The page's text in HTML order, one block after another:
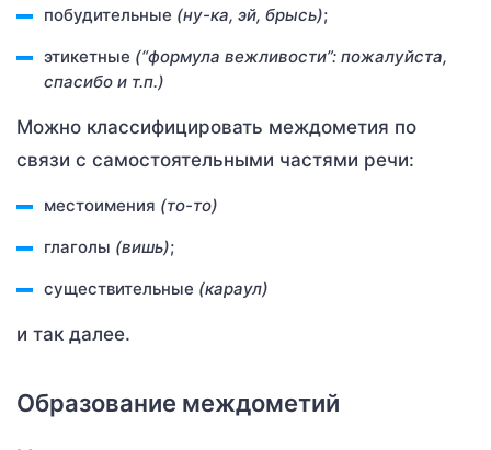
побудительные (ну-ка, эй, брысь);
этикетные (“формула вежливости”: пожалуйста,
спасибо и т.п.)
Можно классифицировать междометия по
связи с самостоятельными частями речи:
местоимения (то-то)
глаголы (вишь);
существительные (караул)
и так далее.
Образование междометий